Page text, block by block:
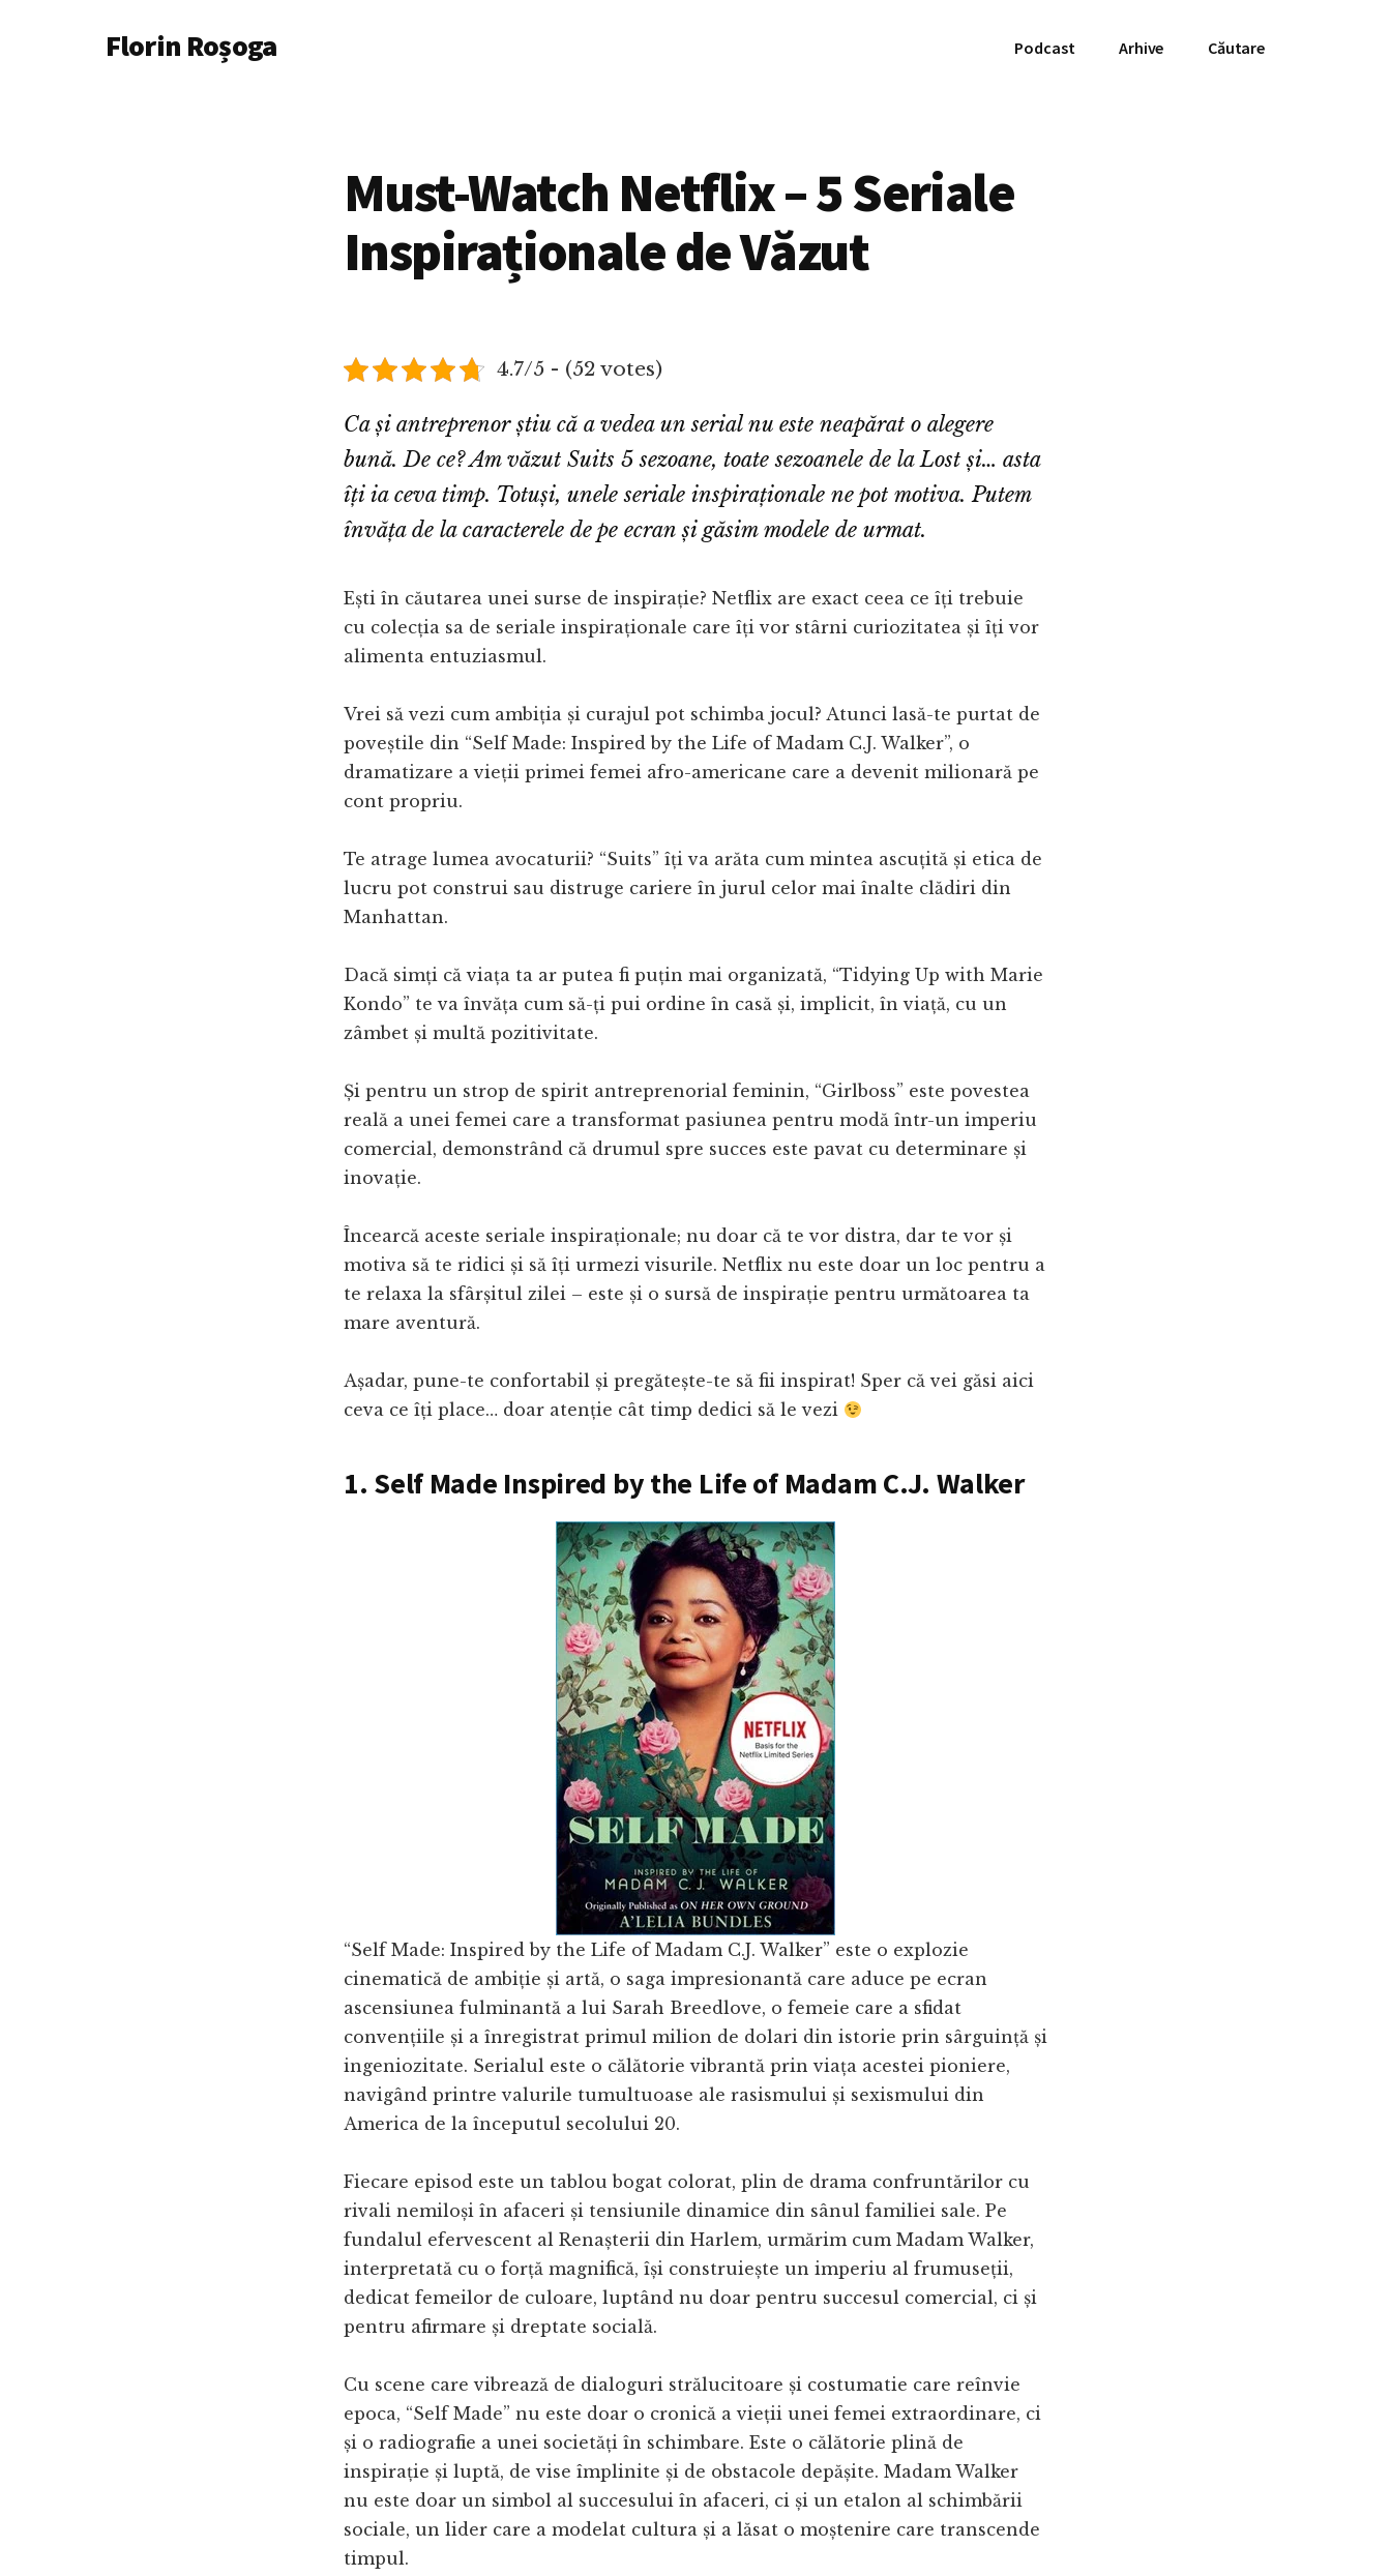
AdditionalFlorin Roșoga Podcast Arhive Căutare
Must-Watch Netflix – 5 Seriale
Inspiraționale de Văzut
4.7/5 - (52 votes)
Ca și antreprenor știu că a vedea un serial nu este neapărat o alegere
bună. De ce? Am văzut Suits 5 sezoane, toate sezoanele de la Lost și… asta
îți ia ceva timp. Totuși, unele seriale inspiraționale ne pot motiva. Putem
învăța de la caracterele de pe ecran și găsim modele de urmat.
Ești în căutarea unei surse de inspirație? Netflix are exact ceea ce îți trebuie
cu colecția sa de seriale inspiraționale care îți vor stârni curiozitatea și îți vor
alimenta entuziasmul.
Vrei să vezi cum ambiția și curajul pot schimba jocul? Atunci lasă-te purtat de
poveștile din “Self Made: Inspired by the Life of Madam C.J. Walker”, o
dramatizare a vieții primei femei afro-americane care a devenit milionară pe
cont propriu.
Te atrage lumea avocaturii? “Suits” îți va arăta cum mintea ascuțită și etica de
lucru pot construi sau distruge cariere în jurul celor mai înalte clădiri din
Manhattan.
Dacă simți că viața ta ar putea fi puțin mai organizată, “Tidying Up with Marie
Kondo” te va învăța cum să-ți pui ordine în casă și, implicit, în viață, cu un
zâmbet și multă pozitivitate.
Și pentru un strop de spirit antreprenorial feminin, “Girlboss” este povestea
reală a unei femei care a transformat pasiunea pentru modă într-un imperiu
comercial, demonstrând că drumul spre succes este pavat cu determinare și
inovație.
Încearcă aceste seriale inspiraționale; nu doar că te vor distra, dar te vor și
motiva să te ridici și să îți urmezi visurile. Netflix nu este doar un loc pentru a
te relaxa la sfârșitul zilei – este și o sursă de inspirație pentru următoarea ta
mare aventură.
Așadar, pune-te confortabil și pregătește-te să fii inspirat! Sper că vei găsi aici
ceva ce îți place… doar atenție cât timp dedici să le vezi
1. Self Made Inspired by the Life of Madam C.J. Walker
“Self Made: Inspired by the Life of Madam C.J. Walker” este o explozie
cinematică de ambiție și artă, o saga impresionantă care aduce pe ecran
ascensiunea fulminantă a lui Sarah Breedlove, o femeie care a sfidat
convențiile și a înregistrat primul milion de dolari din istorie prin sârguință și
ingeniozitate. Serialul este o călătorie vibrantă prin viața acestei pioniere,
navigând printre valurile tumultuoase ale rasismului și sexismului din
America de la începutul secolului 20.
Fiecare episod este un tablou bogat colorat, plin de drama confruntărilor cu
rivali nemiloși în afaceri și tensiunile dinamice din sânul familiei sale. Pe
fundalul efervescent al Renașterii din Harlem, urmărim cum Madam Walker,
interpretată cu o forță magnifică, își construiește un imperiu al frumuseții,
dedicat femeilor de culoare, luptând nu doar pentru succesul comercial, ci și
pentru afirmare și dreptate socială.
Cu scene care vibrează de dialoguri strălucitoare și costumatie care reînvie
epoca, “Self Made” nu este doar o cronică a vieții unei femei extraordinare, ci
și o radiografie a unei societăți în schimbare. Este o călătorie plină de
inspirație și luptă, de vise împlinite și de obstacole depășite. Madam Walker
nu este doar un simbol al succesului în afaceri, ci și un etalon al schimbării
sociale, un lider care a modelat cultura și a lăsat o moștenire care transcende
timpul.